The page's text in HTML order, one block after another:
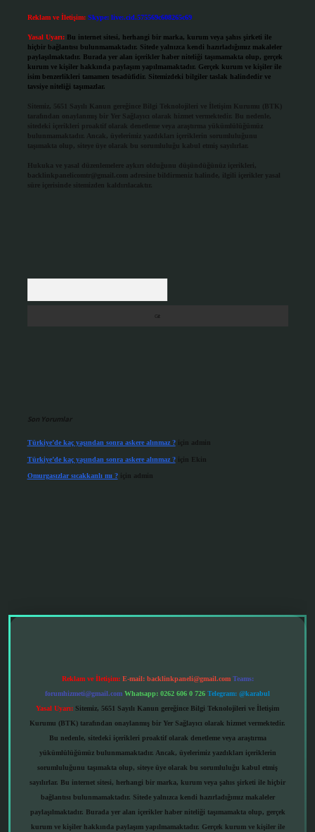
Reklam ve İletişim: Skype: live:.cid.575569c608265c69
Yasal Uyarı: Bu internet sitesi, herhangi bir marka, kurum veya şahıs şirketi ile
hiçbir bağlantısı bulunmamaktadır. Sitede yalnızca kendi hazırladığımız makaleler
paylaşılmaktadır. Burada yer alan içerikler haber niteliği taşımamakta olup, gerçek
kurum ve kişiler hakkında paylaşım yapılmamaktadır. Gerçek kurum ve kişiler ile
isim benzerlikleri tamamen tesadüfidir. Sitemizdeki bilgiler taslak halindedir ve
tavsiye niteliği taşımazlar.
Sitemiz, 5651 Sayılı Kanun gereğince Bilgi Teknolojileri ve İletişim Kurumu (BTK)
tarafından onaylanmış bir Yer Sağlayıcı olarak hizmet vermektedir. Bu nedenle,
sitedeki içerikleri proaktif olarak denetleme veya araştırma yükümlülüğümüz
bulunmamaktadır. Ancak, üyelerimiz yazdıkları içeriklerin sorumluluğunu
taşımakta olup, siteye üye olarak bu sorumluluğu kabul etmiş sayılırlar.
Hukuka ve yasal düzenlemelere aykırı olduğunu düşündüğünüz içerikleri,
backlinkpanelicomtr@gmail.com adresine bildirmeniz halinde, ilgili içerikler yasal
süre içerisinde sitemizden kaldırılacaktır.
Son Yorumlar
Türkiye’de kaç yaşından sonra askere alınmaz ?için admin
Türkiye’de kaç yaşından sonra askere alınmaz ?için Ekin
Omurgasızlar sıcakkanlı mı ?için admin
Reklam ve İletişim: E-mail: backlinkpaneli@gmail.com Teams:
forumhizmeti@gmail.com Whatsapp: 0262 606 0 726 Telegram: @karabul
Yasal Uyarı: Sitemiz, 5651 Sayılı Kanun gereğince Bilgi Teknolojileri ve İletişim
Kurumu (BTK) tarafından onaylanmış bir Yer Sağlayıcı olarak hizmet vermektedir.
Bu nedenle, sitedeki içerikleri proaktif olarak denetleme veya araştırma
yükümlülüğümüz bulunmamaktadır. Ancak, üyelerimiz yazdıkları içeriklerin
sorumluluğunu taşımakta olup, siteye üye olarak bu sorumluluğu kabul etmiş
sayılırlar. Bu internet sitesi, herhangi bir marka, kurum veya şahıs şirketi ile hiçbir
bağlantısı bulunmamaktadır. Sitede yalnızca kendi hazırladığımız makaleler
paylaşılmaktadır. Burada yer alan içerikler haber niteliği taşımamakta olup, gerçek
kurum ve kişiler hakkında paylaşım yapılmamaktadır. Gerçek kurum ve kişiler ile